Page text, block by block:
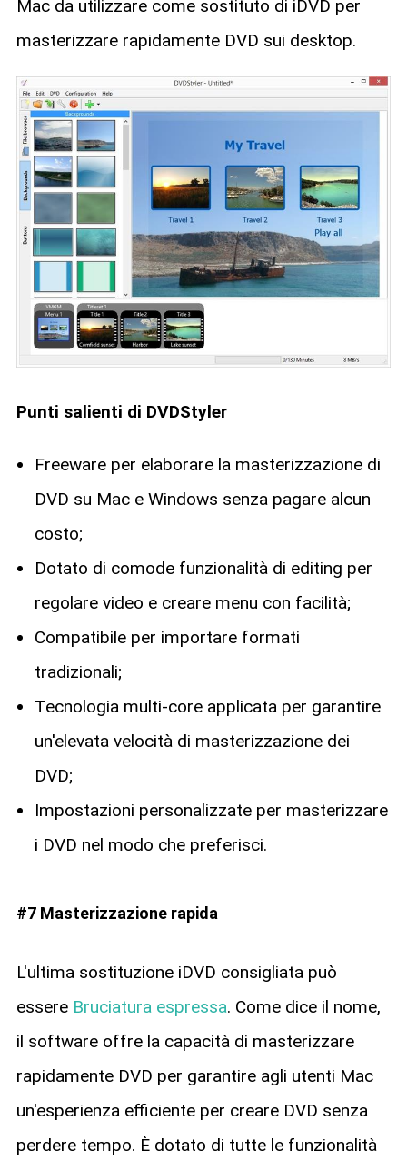
Mac da utilizzare come sostituto di iDVD per
masterizzare rapidamente DVD sui desktop.
Punti salienti di DVDStyler
Freeware per elaborare la masterizzazione di
DVD su Mac e Windows senza pagare alcun
costo;
Dotato di comode funzionalità di editing per
regolare video e creare menu con facilità;
Compatibile per importare formati
tradizionali;
Tecnologia multi-core applicata per garantire
un'elevata velocità di masterizzazione dei
DVD;
Impostazioni personalizzate per masterizzare
i DVD nel modo che preferisci.
#7 Masterizzazione rapida
L'ultima sostituzione iDVD consigliata può
essere Bruciatura espressa. Come dice il nome,
il software offre la capacità di masterizzare
rapidamente DVD per garantire agli utenti Mac
un'esperienza efficiente per creare DVD senza
perdere tempo. È dotato di tutte le funzionalità